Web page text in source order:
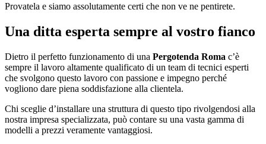
Provatela e siamo assolutamente certi che non ve ne pentirete.
Una ditta esperta sempre al vostro fianco
Dietro il perfetto funzionamento di una Pergotenda Roma c’è
sempre il lavoro altamente qualificato di un team di tecnici esperti
che svolgono questo lavoro con passione e impegno perché
vogliono dare piena soddisfazione alla clientela.
Chi sceglie d’installare una struttura di questo tipo rivolgendosi alla
nostra impresa specializzata, può contare su una vasta gamma di
modelli a prezzi veramente vantaggiosi.